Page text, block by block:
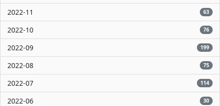
2022-11 63
2022-10 76
2022-09 199
2022-08 75
2022-07 114
2022-06 30